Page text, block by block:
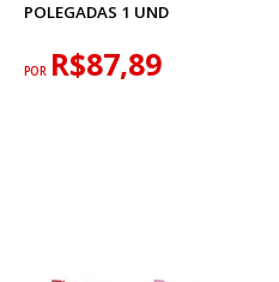
POLEGADAS 1 UND
POR R$87,89